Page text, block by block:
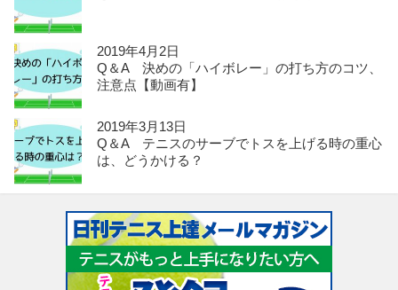
2019年4月2日
Q＆A 決めの「ハイボレー」の打ち方のコツ、
注意点【動画有】
2019年3月13日
Q＆A テニスのサーブでトスを上げる時の重心
は、どうかける？